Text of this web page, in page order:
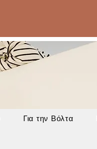
Για την Βόλτα